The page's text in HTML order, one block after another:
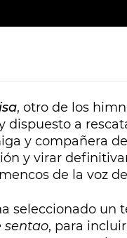
, otro de los
dispuesto a
y compañera
y virar
de la voz
seleccionado
sentao, para